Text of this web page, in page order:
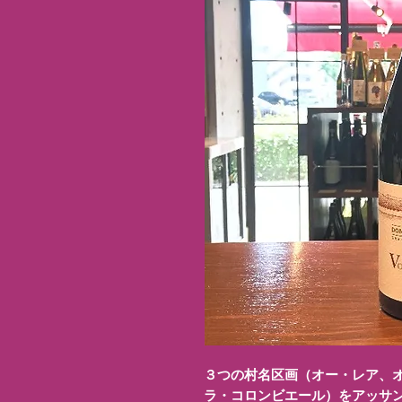
３つの村名区画（オー・レア、
ラ・コロンビエール）をアッサ